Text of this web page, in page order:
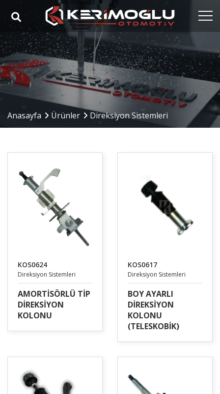
Anasayfa
Kurumsal
Yetkinlikler
Sektörler
Referanslar
Medya
İletişim
Anasayfa Ürünler Direksiyon Sistemleri
KOS0624
Direksiyon Sistemleri
AMORTİSÖRLÜ TİP
DİREKSİYON
KOLONU
KOS0617
Direksiyon Sistemleri
BOY AYARLI
DİREKSİYON
KOLONU
(TELESKOBİK)